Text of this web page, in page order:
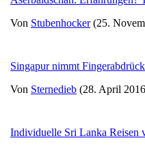
Von Stubenhocker(25.
Singapur nimmt
Von Sternedieb (28. April
Individuelle Sri Lanka Reisen